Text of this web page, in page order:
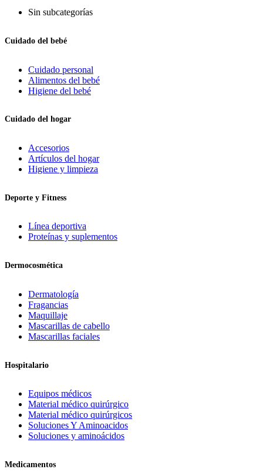
Sin subcategorías
Cuidado del bebé
Cuidado personal
Alimentos del bebé
Higiene del bebé
Cuidado del hogar
Accesorios
Artículos del hogar
Higiene y limpieza
Deporte y Fitness
Línea deportiva
Proteínas y suplementos
Dermocosmética
Dermatología
Fragancias
Maquillaje
Mascarillas de cabello
Mascarillas faciales
Hospitalario
Equipos médicos
Material médico quirúrgico
Material médico quirúrgicos
Soluciones Y Aminoacidos
Soluciones y aminoácidos
Medicamentos